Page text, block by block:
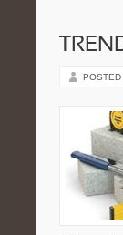
POSTED